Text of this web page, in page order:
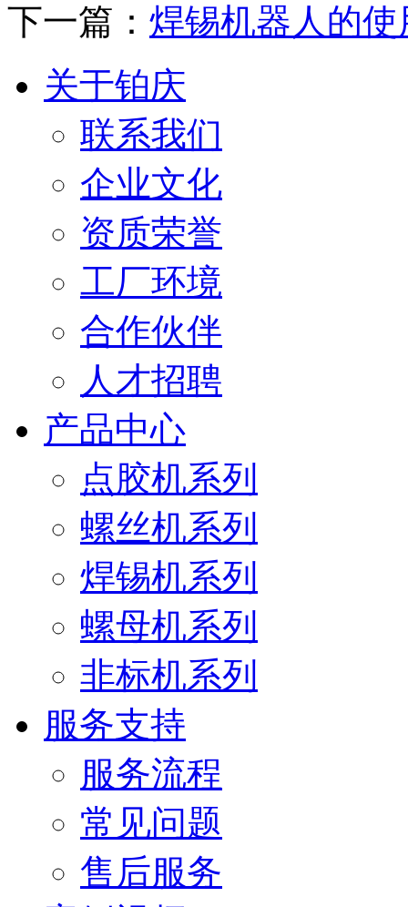
下一篇： 焊锡机器人的
关于铂庆
联系我们
企业文化
资质荣誉
工厂环境
合作伙伴
人才招聘
产品中心
点胶机系列
螺丝机系列
焊锡机系列
螺母机系列
非标机系列
服务支持
服务流程
常见问题
售后服务